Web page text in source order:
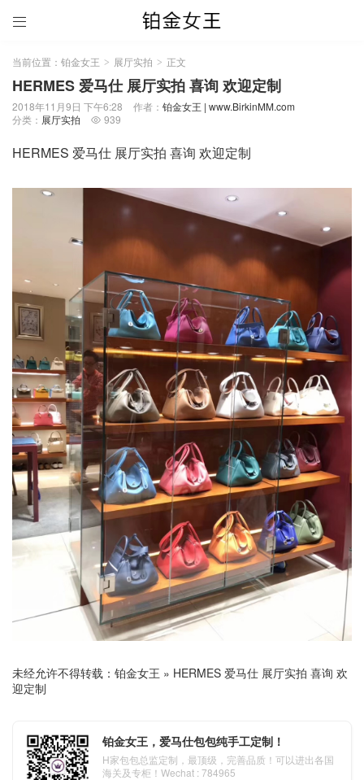

当前位置： 铂金女王 > 展厅实拍 > 正文
HERMES 爱马仕 展厅实拍 喜询 欢迎定制
2018年11月9日 下午6:28 作者： 铂金女王 | www.BirkinMM.com
分类： 展厅实拍  939
HERMES 爱马仕 展厅实拍 喜询 欢迎定制
未经允许不得转载： 铂金女王 » HERMES 爱马仕 展厅实拍 喜询 欢
迎定制
铂金女王，爱马仕包包纯手工定制！
H家包包总监定制，最顶级，完善品质！可以进出各国
海关及专柜！Wechat : 784965